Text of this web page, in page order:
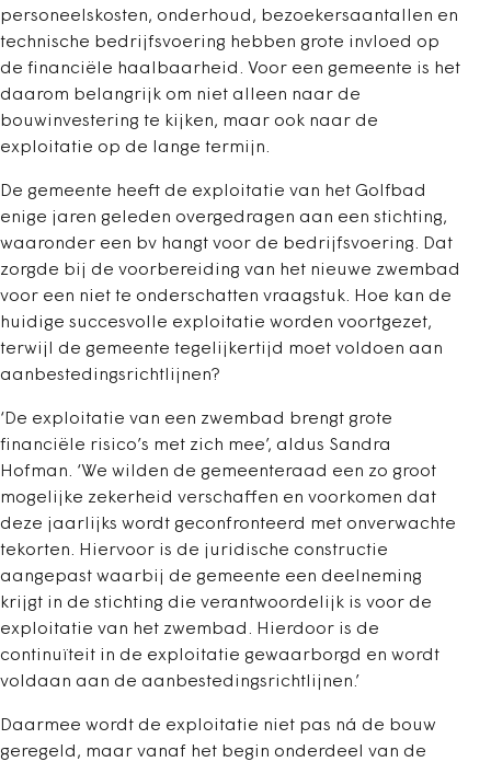
personeelskosten, onderhoud, bezoekersaantallen en
technische bedrijfsvoering hebben grote invloed op
de financiële haalbaarheid. Voor een gemeente is het
daarom belangrijk om niet alleen naar de
bouwinvestering te kijken, maar ook naar de
exploitatie op de lange termijn.
De gemeente heeft de exploitatie van het Golfbad
enige jaren geleden overgedragen aan een stichting,
waaronder een bv hangt voor de bedrijfsvoering. Dat
zorgde bij de voorbereiding van het nieuwe zwembad
voor een niet te onderschatten vraagstuk. Hoe kan de
huidige succesvolle exploitatie worden voortgezet,
terwijl de gemeente tegelijkertijd moet voldoen aan
aanbestedingsrichtlijnen?
‘De exploitatie van een zwembad brengt grote
financiële risico’s met zich mee’, aldus Sandra
Hofman. ‘We wilden de gemeenteraad een zo groot
mogelijke zekerheid verschaffen en voorkomen dat
deze jaarlijks wordt geconfronteerd met onverwachte
tekorten. Hiervoor is de juridische constructie
aangepast waarbij de gemeente een deelneming
krijgt in de stichting die verantwoordelijk is voor de
exploitatie van het zwembad. Hierdoor is de
continuïteit in de exploitatie gewaarborgd en wordt
voldaan aan de aanbestedingsrichtlijnen.’
Daarmee wordt de exploitatie niet pas ná de bouw
geregeld, maar vanaf het begin onderdeel van de